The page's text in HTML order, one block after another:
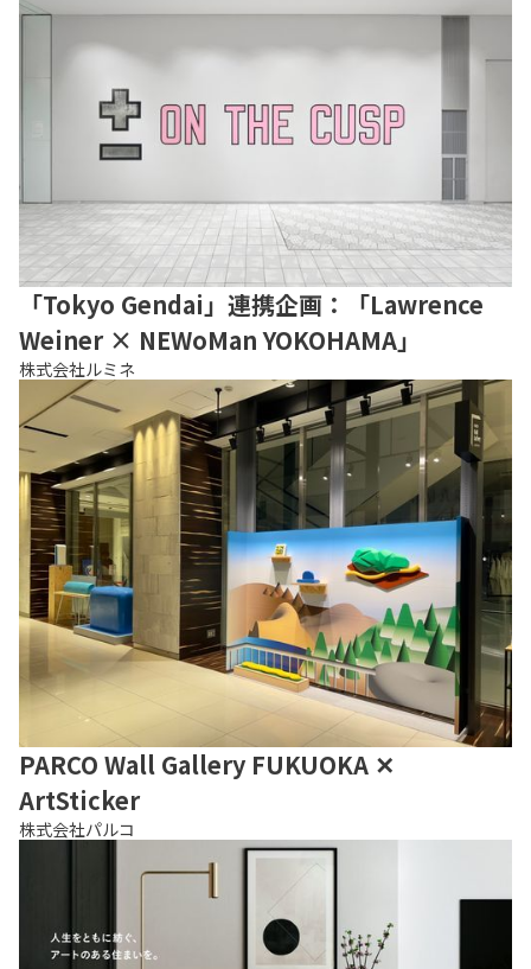
「Tokyo Gendai」連携企画：「Lawrence
Weiner × NEWoMan YOKOHAMA」
株式会社ルミネ
PARCO Wall Gallery FUKUOKA ✕
ArtSticker
株式会社パルコ